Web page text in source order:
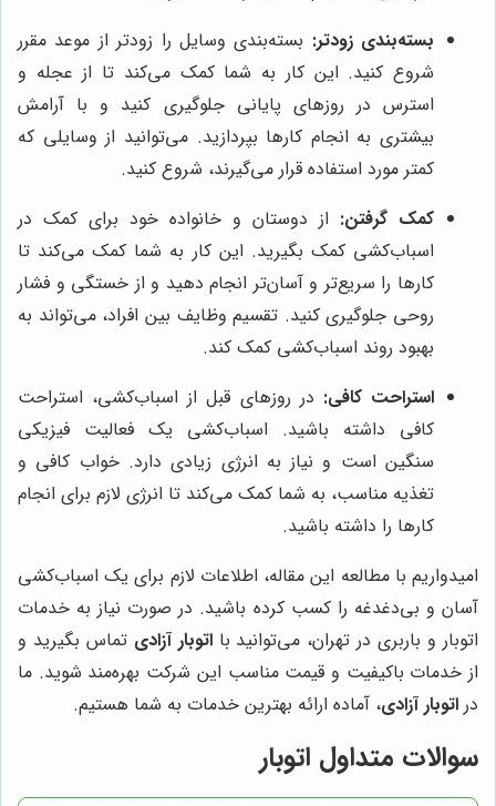
بسته‌بندی زودتر: بسته‌بندی وسایل را زودتر از موعد مقرر
شروع کنید. این کار به شما کمک می‌کند تا از عجله و
استرس در روزهای پایانی جلوگیری کنید و با آرامش
بیشتری به انجام کارها بپردازید. می‌توانید از وسایلی که
کمتر مورد استفاده قرار می‌گیرند، شروع کنید.
کمک گرفتن: از دوستان و خانواده خود برای کمک در
اسباب‌کشی کمک بگیرید. این کار به شما کمک می‌کند تا
کارها را سریع‌تر و آسان‌تر انجام دهید و از خستگی و فشار
روحی جلوگیری کنید. تقسیم وظایف بین افراد، می‌تواند به
بهبود روند اسباب‌کشی کمک کند.
استراحت کافی: در روزهای قبل از اسباب‌کشی، استراحت
کافی داشته باشید. اسباب‌کشی یک فعالیت فیزیکی
سنگین است و نیاز به انرژی زیادی دارد. خواب کافی و
تغذیه مناسب، به شما کمک می‌کند تا انرژی لازم برای انجام
کارها را داشته باشید.
امیدواریم با مطالعه این مقاله، اطلاعات لازم برای یک اسباب‌کشی
آسان و بی‌دغدغه را کسب کرده باشید. در صورت نیاز به خدمات
اتوبار و باربری در تهران، می‌توانید بااتوبار آزادی تماس بگیرید و
از خدمات باکیفیت و قیمت مناسب این شرکت بهره‌مند شوید. ما
در اتوبار آزادی، آماده ارائه بهترین خدمات به شما هستیم.
سوالات متداول اتوبار